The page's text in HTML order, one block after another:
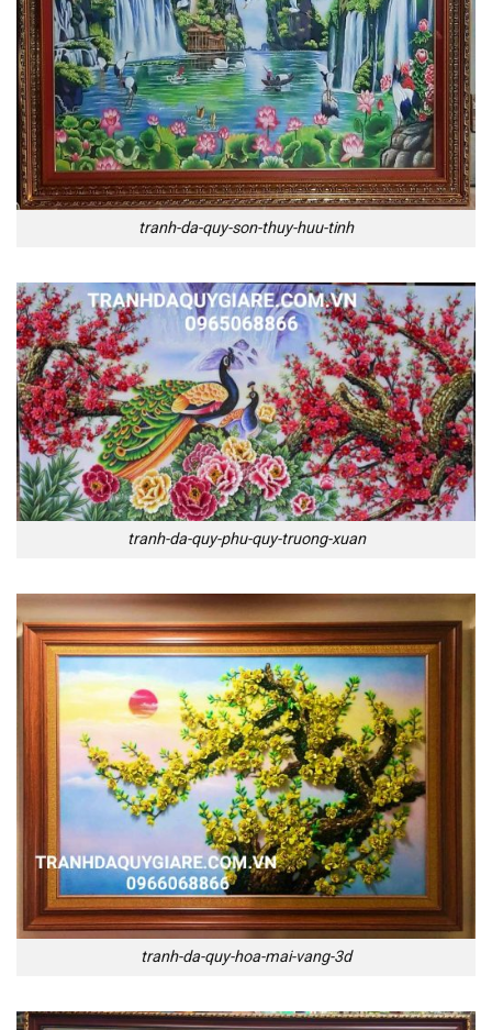
tranh-da-quy-son-thuy-huu-tinh
tranh-da-quy-phu-quy-truong-xuan
tranh-da-quy-hoa-mai-vang-3d